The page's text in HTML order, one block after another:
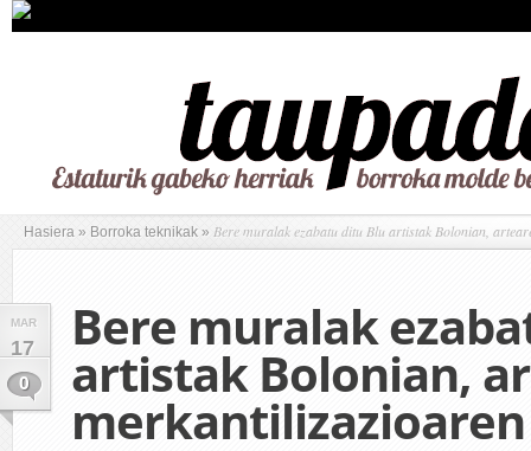
Hasiera » Borroka teknikak » Bere muralak ezabatu ditu Blu artistak Bolonian,
MAR
17
0
Bere muralak
artistak Bolonian,